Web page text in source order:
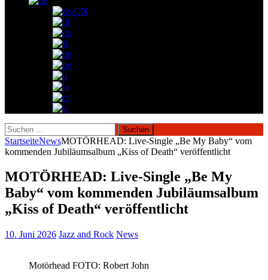
Suchen
nach:
StartseiteNewsMOTÖRHEAD: Live-Single „Be My Baby“ vom
kommenden Jubiläumsalbum „Kiss of Death“ veröffentlicht
MOTÖRHEAD: Live-Single „Be My
Baby“ vom kommenden Jubiläumsalbum
„Kiss of Death“ veröffentlicht
10. Juni 2026 Jazz and Rock News
Motörhead FOTO: Robert John